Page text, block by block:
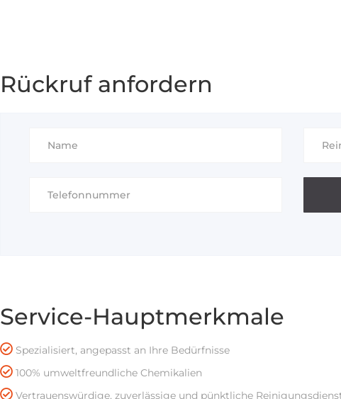
Rückruf anfordern
Service-Hauptmerkmale
Spezialisiert, angepasst an Ihre Bedürfnisse
100% umweltfreundliche Chemikalien
Vertrauenswürdige, zuverlässige und pünktliche